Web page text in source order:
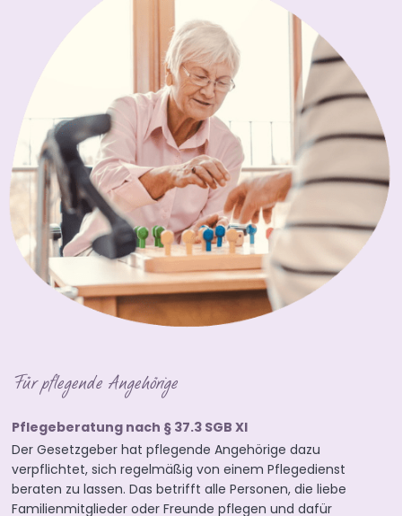
Für pflegende Angehörige
Pflegeberatung nach § 37.3 SGB XI
Der Gesetzgeber hat pflegende Angehörige dazu
verpflichtet, sich regelmäßig von einem Pflegedienst
beraten zu lassen. Das betrifft alle Personen, die liebe
Familienmitglieder oder Freunde pflegen und dafür